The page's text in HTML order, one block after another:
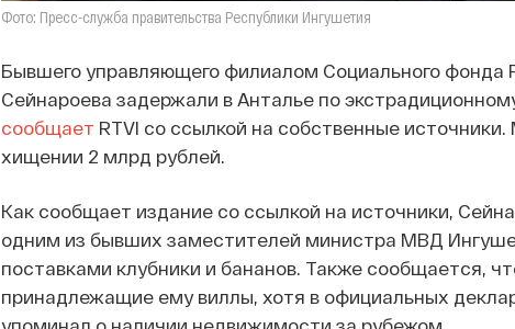
Фото: Пресс-служба правительства Республики Ингушетия
Бывшего управляющего филиалом Социального фонда
Сейнароева задержали в Анталье по
сообщает RTVI со ссылкой на собственные
хищении 2 млрд рублей.
Как сообщает издание со ссылкой на источники,
одним из бывших заместителей министра МВД
поставками клубники и бананов. Также сообщается,
принадлежащие ему виллы, хотя в официальных
упоминал о наличии недвижимости за рубежом.